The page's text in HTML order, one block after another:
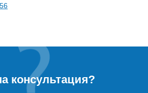
56
консультация?